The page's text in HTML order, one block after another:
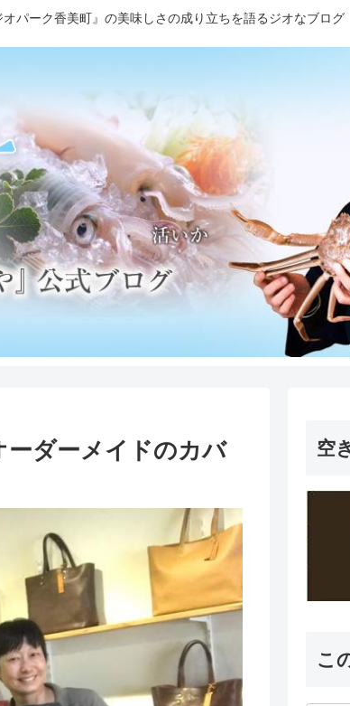
パーク香美町』の美味しさの成り立ちを語るジオなブログ
ダーメイドのカバ
空
こ